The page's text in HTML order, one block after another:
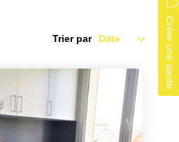
Créer une alerte
Trier par